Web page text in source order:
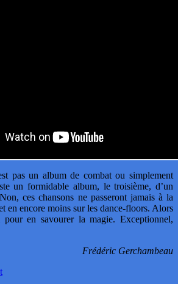
pas un album de combat ou simplement
un formidable album, le troisième, d’un
ces chansons ne passeront jamais à la
en encore moins sur les dance-floors. Alors
en savourer la magie. Exceptionnel,
Frédéric Gerchambeau